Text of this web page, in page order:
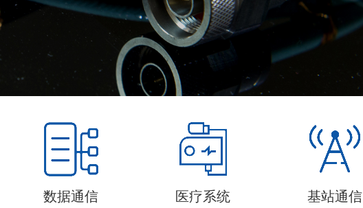
数据通信 医疗系统 基站通信